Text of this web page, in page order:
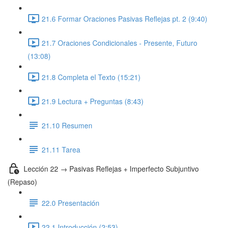
21.6 Formar Oraciones Pasivas Reflejas pt. 2 (9:40)
21.7 Oraciones Condicionales - Presente, Futuro
(13:08)
21.8 Completa el Texto (15:21)
21.9 Lectura + Preguntas (8:43)
21.10 Resumen
21.11 Tarea
Lección 22 → Pasivas Reflejas + Imperfecto Subjuntivo
(Repaso)
22.0 Presentación